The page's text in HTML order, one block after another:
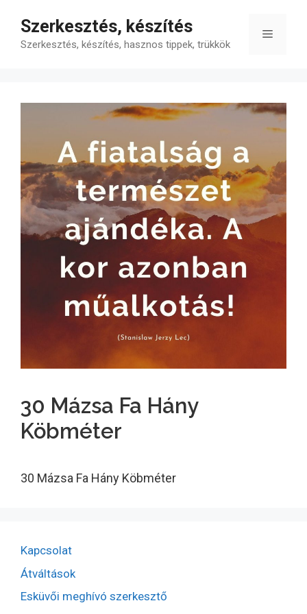
tartalomba
Szerkesztés, készítés
Szerkesztés, készítés, hasznos tippek, trükkök
Menü
30 Mázsa Fa Hány
Köbméter
30 Mázsa Fa Hány Köbméter
Kapcsolat
Átváltások
Esküvői meghívó szerkesztő